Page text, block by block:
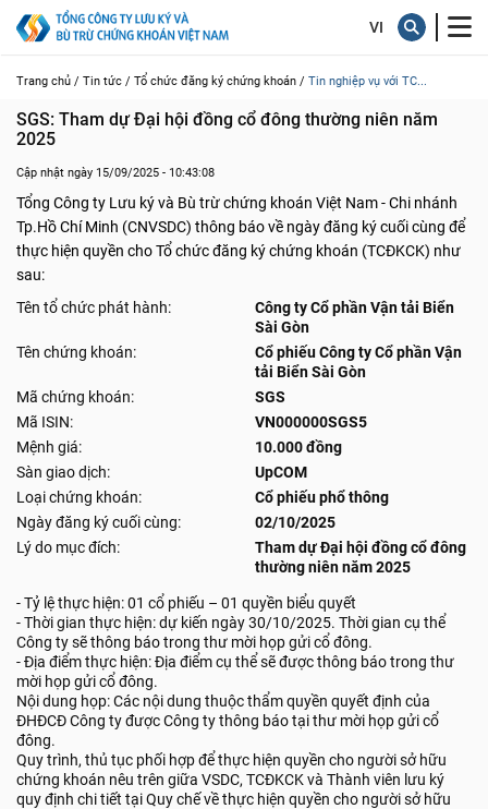
Trang chủ / Tin tức / Tổ chức đăng ký chứng khoán / Tin nghiệp vụ với TC...
SGS: Tham dự Đại hội đồng cổ đông thường niên năm
2025
Cập nhật ngày 15/09/2025 - 10:43:08
Tổng Công ty Lưu ký và Bù trừ chứng khoán Việt Nam - Chi nhánh
Tp.Hồ Chí Minh (CNVSDC) thông báo về ngày đăng ký cuối cùng để
thực hiện quyền cho Tổ chức đăng ký chứng khoán (TCĐKCK) như
sau:
Tên tổ chức phát hành:
Công ty Cổ phần Vận tải Biển
Sài Gòn
Tên chứng khoán:
Cổ phiếu Công ty Cổ phần Vận
tải Biển Sài Gòn
Mã chứng khoán:
SGS
Mã ISIN:
VN000000SGS5
Mệnh giá:
10.000 đồng
Sàn giao dịch:
UpCOM
Loại chứng khoán:
Cổ phiếu phổ thông
Ngày đăng ký cuối cùng:
02/10/2025
Lý do mục đích:
Tham dự Đại hội đồng cổ đông
thường niên năm 2025
- Tỷ lệ thực hiện: 01 cổ phiếu – 01 quyền biểu quyết
- Thời gian thực hiện: dự kiến ngày 30/10/2025. Thời gian cụ thể
Công ty sẽ thông báo trong thư mời họp gửi cổ đông.
- Địa điểm thực hiện: Địa điểm cụ thể sẽ được thông báo trong thư
mời họp gửi cổ đông.
Nội dung họp: Các nội dung thuộc thẩm quyền quyết định của
ĐHĐCĐ Công ty được Công ty thông báo tại thư mời họp gửi cổ
đông.
Quy trình, thủ tục phối hợp để thực hiện quyền cho người sở hữu
chứng khoán nêu trên giữa VSDC, TCĐKCK và Thành viên lưu ký
quy định chi tiết tại Quy chế về thực hiện quyền cho người sở hữu